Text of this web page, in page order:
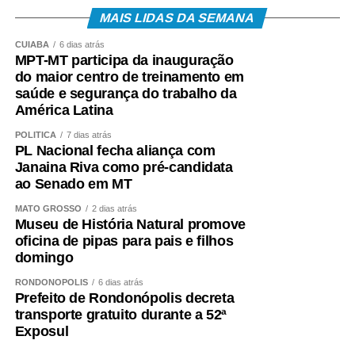
• Aplicativos Caixa Tem e Benefícios Sociais Caixa;
• Atendimento Caixa ao Cidadão: 0800-726-0207.
A expectativa é que, em 2026, cerca de 22,2 milhões
de trabalhadores recebam o abono salarial.
COMENTE ABAIXO:
WhatsApp
Facebook
Twitter
Messenger
LinkedIn
Share
MAIS LIDAS DA SEMANA
CUIABÁ 6 dias atrás
MPT-MT participa da inauguração
do maior centro de treinamento em
saúde e segurança do trabalho da
América Latina
POLÍTICA 7 dias atrás
PL Nacional fecha aliança com
Janaina Riva como pré-candidata
ao Senado em MT
MATO GROSSO 2 dias atrás
Museu de História Natural promove
oficina de pipas para pais e filhos
domingo
RONDONÓPOLIS 6 dias atrás
Prefeito de Rondonópolis decreta
transporte gratuito durante a 52ª
Exposul